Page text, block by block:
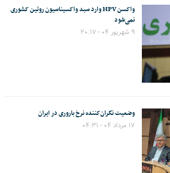
واکسن HPV وارد سبد واکسیناسیون روتین کشوری
نمی‌شود
۹ شهریور ۰۴ - ۲۰:۱۷
وضعیت نگران‌کننده نرخ باروری در ایران
۱۷ مرداد ۰۴ - ۰۴:۳۱